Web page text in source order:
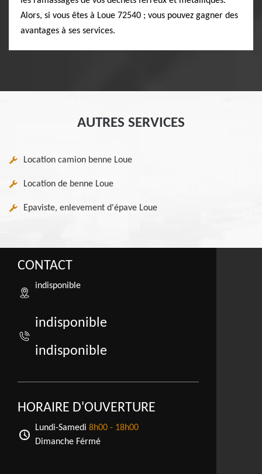
Alors, si vous êtes à Loue 72540 ; vous pouvez gagner des
avantages à ses services.
AUTRES SERVICES
Location camion benne Loue
Location de benne Loue
Epaviste, enlevement d'épave Loue
CONTACT
indisponible
indisponible
indisponible
HORAIRE D'OUVERTURE
Lundi-Samedi 8h00 - 18h00
Dimanche Férmé